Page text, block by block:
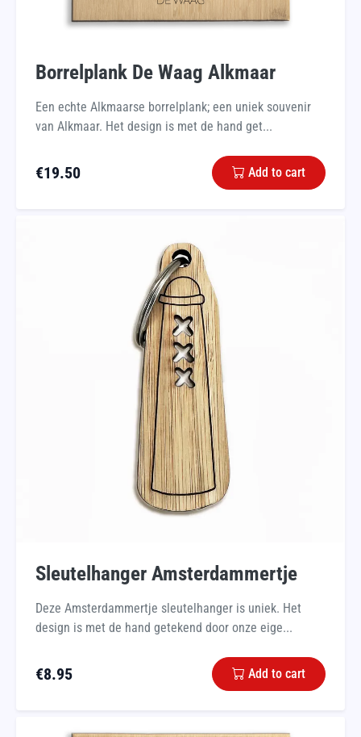
Borrelplank De Waag Alkmaar
Een echte Alkmaarse borrelplank; een uniek souvenir
van Alkmaar. Het design is met de hand get...
€19.50 Add to cart
Sleutelhanger Amsterdammertje
Deze Amsterdammertje sleutelhanger is uniek. Het
design is met de hand getekend door onze eige...
€8.95 Add to cart